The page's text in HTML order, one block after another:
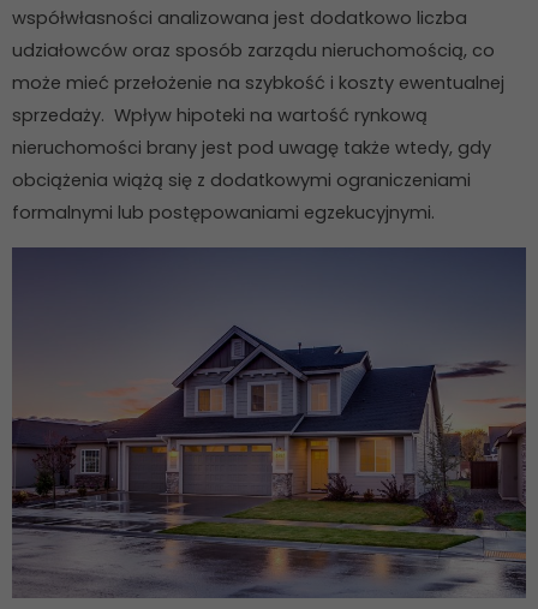
współwłasności analizowana jest dodatkowo liczba
udziałowców oraz sposób zarządu nieruchomością, co
może mieć przełożenie na szybkość i koszty ewentualnej
sprzedaży. Wpływ hipoteki na wartość rynkową
nieruchomości brany jest pod uwagę także wtedy, gdy
obciążenia wiążą się z dodatkowymi ograniczeniami
formalnymi lub postępowaniami egzekucyjnymi.